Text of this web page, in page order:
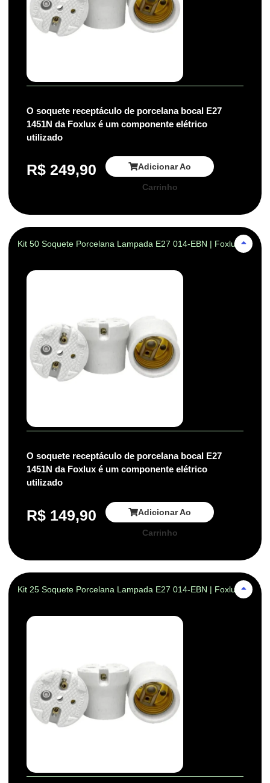
O soquete receptáculo de porcelana bocal E27
1451N da Foxlux é um componente elétrico
utilizado
R$ 249,90 Adicionar Ao
Carrinho
Kit 50 Soquete Porcelana Lampada E27 014-EBN | Foxlux
O soquete receptáculo de porcelana bocal E27
1451N da Foxlux é um componente elétrico
utilizado
R$ 149,90 Adicionar Ao
Carrinho
Kit 25 Soquete Porcelana Lampada E27 014-EBN | Foxlux